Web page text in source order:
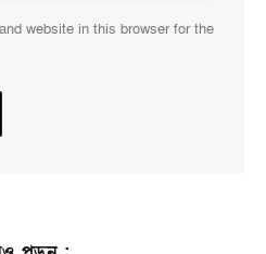
website in this browser for the